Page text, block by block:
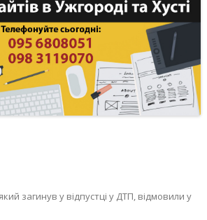
загинув у відпустці у ДТП, відмовили у